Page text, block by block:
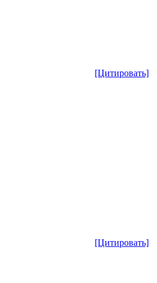
[Цитировать]
[Цитировать]